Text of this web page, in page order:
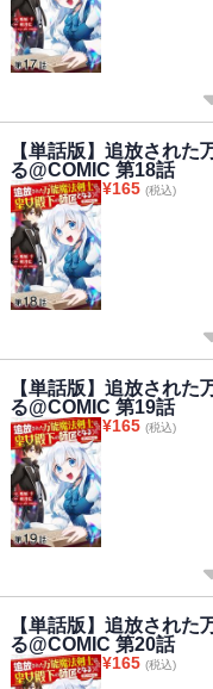
【単話版】追放され
る@COMIC 第18話
¥165 (税込)
【単話版】追放され
る@COMIC 第19話
¥165 (税込)
【単話版】追放され
る@COMIC 第20話
¥165 (税込)